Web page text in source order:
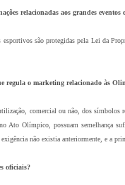
relacionadas aos grandes eventos
esportivos são protegidas pela Lei da
regula o marketing relacionado às
comercial ou não, dos símbolos
Ato Olímpico, possuam semelhança
não existia anteriormente, e a
oficiais?